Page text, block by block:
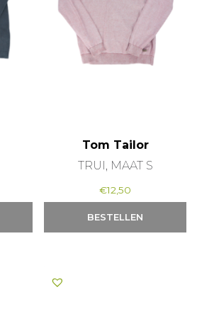
Tom Tailor
TRUI, MAAT S
€12,50
BESTELLEN